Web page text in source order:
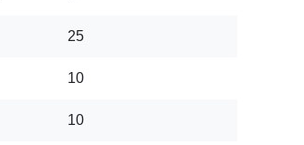
25
10
10